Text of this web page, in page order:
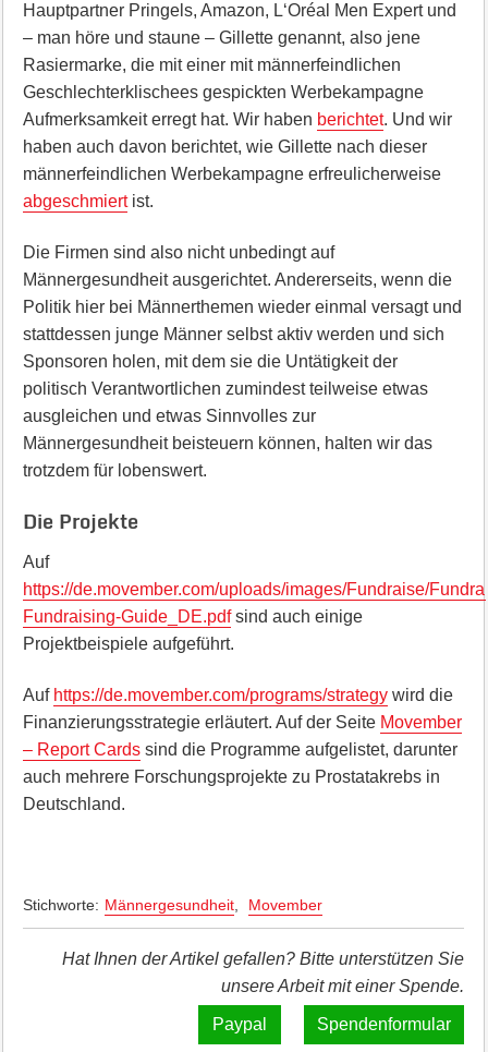
Hauptpartner Pringels, Amazon, L‘Oréal Men Expert und
– man höre und staune – Gillette genannt, also jene
Rasiermarke, die mit einer mit männerfeindlichen
Geschlechterklischees gespickten Werbekampagne
Aufmerksamkeit erregt hat. Wir haben berichtet. Und wir
haben auch davon berichtet, wie Gillette nach dieser
männerfeindlichen Werbekampagne erfreulicherweise
abgeschmiertist.
Die Firmen sind also nicht unbedingt auf
Männergesundheit ausgerichtet. Andererseits, wenn die
Politik hier bei Männerthemen wieder einmal versagt und
stattdessen junge Männer selbst aktiv werden und sich
Sponsoren holen, mit dem sie die Untätigkeit der
politisch Verantwortlichen zumindest teilweise etwas
ausgleichen und etwas Sinnvolles zur
Männergesundheit beisteuern können, halten wir das
trotzdem für lobenswert.
Die Projekte
Auf
https://de.movember.com/uploads/images/Fundraise/
Fundraising-Guide_DE.pdfsind auch einige
Projektbeispiele aufgeführt.
Auf https://de.movember.com/programs/strategywird die
Finanzierungsstrategie erläutert. Auf der Seite Movember
– Report Cardssind die Programme aufgelistet, darunter
auch mehrere Forschungsprojekte zu Prostatakrebs in
Deutschland.
Stichworte: Männergesundheit, Movember
Hat Ihnen der Artikel gefallen? Bitte unterstützen Sie
unsere Arbeit mit einer Spende.
Spendenformular